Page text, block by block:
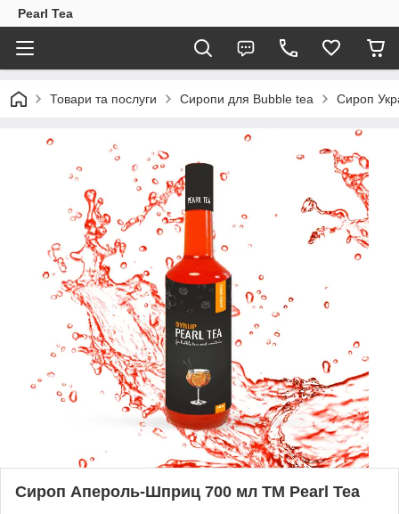
Pearl Tea
Товари та послуги Сиропи для Bubble tea Сироп
Сироп Апероль-Шприц 700 мл ТМ Pearl Tea